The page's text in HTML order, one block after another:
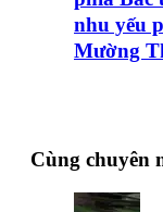
nhu yếu
Mường
Cùng chuyên